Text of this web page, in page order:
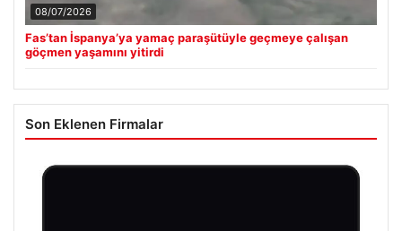
08/07/2026
Fas’tan İspanya’ya yamaç paraşütüyle geçmeye çalışan
göçmen yaşamını yitirdi
Son Eklenen Firmalar